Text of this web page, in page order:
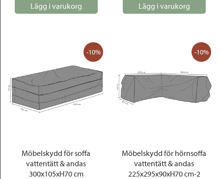
Lägg i varukorg Lägg i varukorg
-10%
Möbelskydd för soffa
vattentätt & andas
300x105xH70 cm
-10%
Möbelskydd för hörnsoffa
vattentätt & andas
225x295x90xH70 cm-2